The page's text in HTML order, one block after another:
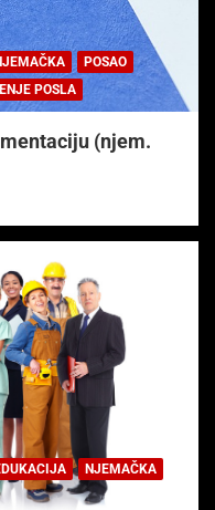
POSAO
POSLA
(njem.
NJEMAČKA